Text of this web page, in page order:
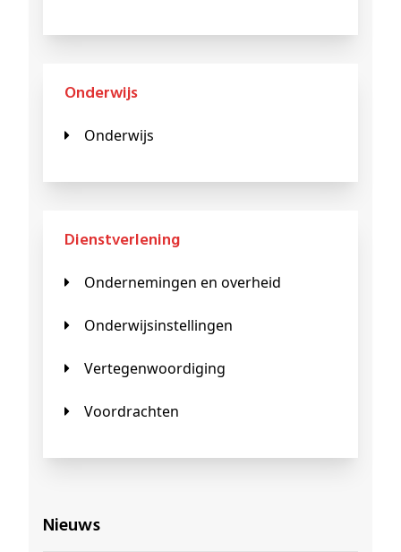
Onderwijs
Onderwijs
Dienstverlening
Ondernemingen en overheid
Onderwijsinstellingen
Vertegenwoordiging
Voordrachten
Nieuws